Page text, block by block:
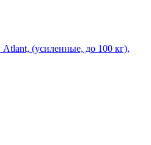
(усиленные, до 100 кг),